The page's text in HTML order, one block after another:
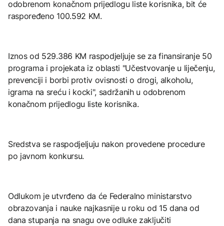
odobrenom konačnom prijedlogu liste korisnika, bit će
raspoređeno 100.592 KM.
Iznos od 529.386 KM raspodjeljuje se za finansiranje 50
programa i projekata iz oblasti "Učestvovanje u liječenju,
prevenciji i borbi protiv ovisnosti o drogi, alkoholu,
igrama na sreću i kocki", sadržanih u odobrenom
konačnom prijedlogu liste korisnika.
Sredstva se raspodjeljuju nakon provedene procedure
po javnom konkursu.
Odlukom je utvrđeno da će Federalno ministarstvo
obrazovanja i nauke najkasnije u roku od 15 dana od
dana stupanja na snagu ove odluke zaključiti